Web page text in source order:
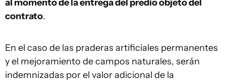
al momento de la entrega del predio objeto del
contrato.
En el caso de las praderas artificiales permanentes
y el mejoramiento de campos naturales, serán
indemnizadas por el valor adicional de la